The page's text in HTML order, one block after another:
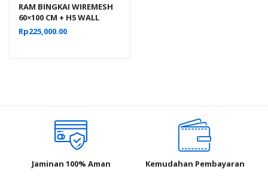
RAM BINGKAI WIREMESH
60×100 CM + H5 WALL
PUTIH | Rak Dinding
Gantung Mundo Toko
Rp225,000.00
Jaminan 100% Aman Kemudahan Pembayaran